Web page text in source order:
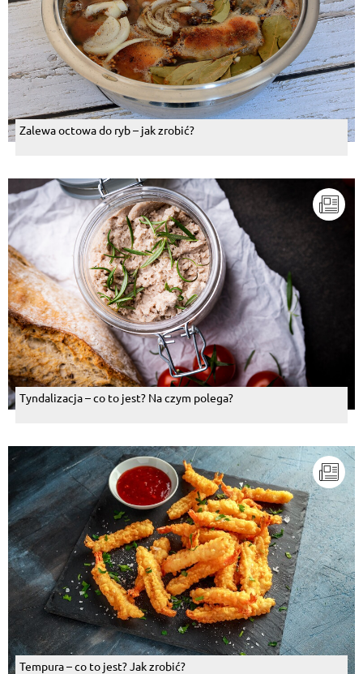
Zalewa octowa do ryb – jak zrobić?
Tyndalizacja – co to jest? Na czym polega?
Tempura – co to jest? Jak zrobić?